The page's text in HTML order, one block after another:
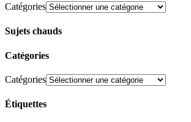
Catégories
Sujets chauds
Catégories
Catégories
Étiquettes